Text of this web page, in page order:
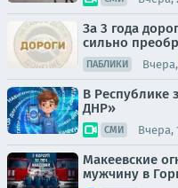
За 3 года
сильно
ПАБЛИКИ
В Республике
ДНР»
СМИ Вчера,
Макеевские
мужчину в